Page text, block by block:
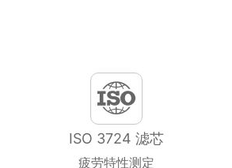
ISO 3724 滤芯
疲劳特性测定